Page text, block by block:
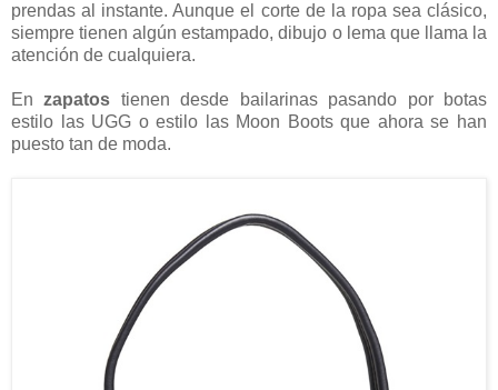
prendas al instante. Aunque el corte de la ropa sea clásico,
siempre tienen algún estampado, dibujo o lema que llama la
atención de cualquiera.
Enzapatos tienen desde bailarinas pasando por botas
estilo las UGG o estilo las Moon Boots que ahora se han
puesto tan de moda.